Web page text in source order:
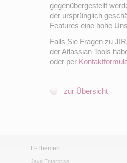
gegenübergestellt
der ursprünglich
Features eine hohe
Falls Sie Fragen zu
der Atlassian Tools
oder per
zur Übersicht
IT-Themen
Java Enterprise